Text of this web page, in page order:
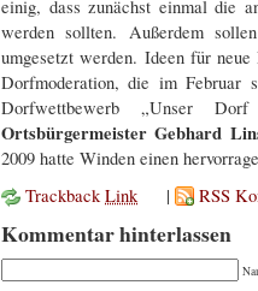
einig, dass zunächst einmal die
werden sollten. Außerdem
umgesetzt werden. Ideen für
Dorfmoderation, die im Februar
Dorfwettbewerb „Unser
Ortsbürgermeister Gebhard
2009 hatte Winden einen
TrackbackLink | RSS
Kommentar hinterlassen